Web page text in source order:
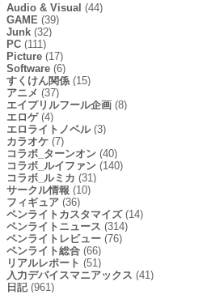
Audio & Visual (44)
GAME (39)
Junk(32)
PC(111)
Picture(17)
Software(6)
すくけん関係(15)
アニメ (37)
エイプリルフール企画(8)
エロゲ(4)
エロライトノベル(3)
カラオケ(7)
コラボ_ターンオン(40)
コラボ_ルイファン(140)
コラボ_ルミカ (31)
サークル情報 (10)
フィギュア(36)
ペンライトカスタマイズ(14)
ペンライトニュース (314)
ペンライトレビュー(76)
ペンライト総合(66)
リアルレポート (51)
入力デバイスマニアックス (41)
日記(961)